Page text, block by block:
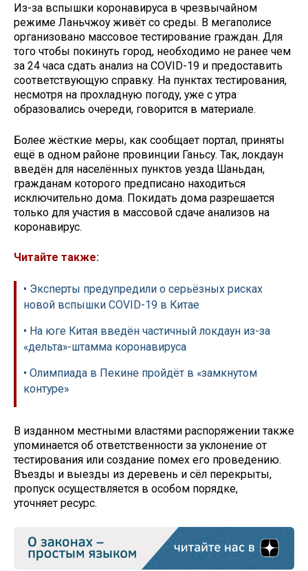
Из-за вспышки коронавируса в чрезвычайном
режиме Ланьчжоу живёт со среды. В мегаполисе
организовано массовое тестирование граждан. Для
того чтобы покинуть город, необходимо не ранее чем
за 24 часа сдать анализ на COVID-19 и предоставить
соответствующую справку. На пунктах тестирования,
несмотря на прохладную погоду, уже с утра
образовались очереди, говорится в материале.
Более жёсткие меры, как сообщает портал, приняты
ещё в одном районе провинции Ганьсу. Так, локдаун
введён для населённых пунктов уезда Шаньдан,
гражданам которого предписано находиться
исключительно дома. Покидать дома разрешается
только для участия в массовой сдаче анализов на
коронавирус.
Читайте также:
• Эксперты предупредили о серьёзных рисках
новой вспышки COVID-19 в Китае
• На юге Китая введён частичный локдаун из-за
«дельта»-штамма коронавируса
• Олимпиада в Пекине пройдёт в «замкнутом
контуре»
В изданном местными властями распоряжении также
упоминается об ответственности за уклонение от
тестирования или создание помех его проведению.
Въезды и выезды из деревень и сёл перекрыты,
пропуск осуществляется в особом порядке,
уточняет ресурс.